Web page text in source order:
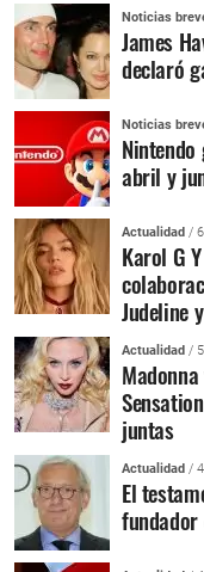
Noticias
James
declaró
Noticias
abril y
Actualidad /
Karol G
Judeline
Actualidad /
juntas
Actualidad /
El
fundador